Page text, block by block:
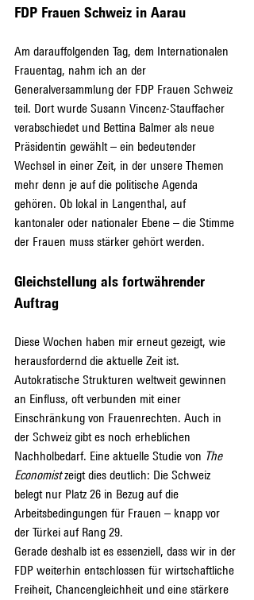
FDP Frauen Schweiz in Aarau
Am darauffolgenden Tag, dem Internationalen
Frauentag, nahm ich an der
Generalversammlung der FDP Frauen Schweiz
teil. Dort wurde Susann Vincenz-Stauffacher
verabschiedet und Bettina Balmer als neue
Präsidentin gewählt – ein bedeutender
Wechsel in einer Zeit, in der unsere Themen
mehr denn je auf die politische Agenda
gehören. Ob lokal in Langenthal, auf
kantonaler oder nationaler Ebene – die Stimme
der Frauen muss stärker gehört werden.
Gleichstellung als fortwährender
Auftrag
Diese Wochen haben mir erneut gezeigt, wie
herausfordernd die aktuelle Zeit ist.
Autokratische Strukturen weltweit gewinnen
an Einfluss, oft verbunden mit einer
Einschränkung von Frauenrechten. Auch in
der Schweiz gibt es noch erheblichen
Nachholbedarf. Eine aktuelle Studie von The
Economist zeigt dies deutlich: Die Schweiz
belegt nur Platz 26 in Bezug auf die
Arbeitsbedingungen für Frauen – knapp vor
der Türkei auf Rang 29.
Gerade deshalb ist es essenziell, dass wir in der
FDP weiterhin entschlossen für wirtschaftliche
Freiheit, Chancengleichheit und eine stärkere